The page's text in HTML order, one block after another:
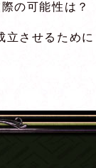
の可能性は？
立させるために